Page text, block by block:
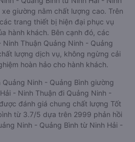
giường nằm chất lượng cao. Trên
trang thiết bị hiện đại phục vụ
hành khách. Bên cạnh đó, các
Thuận Quảng Ninh - Quảng
lượng dịch vụ, không ngừng cải
hoàn hảo cho hành khách.
Quảng Ninh - Quảng Bình giường
- Ninh Thuận đi Quảng Ninh -
đánh giá chung chất lượng Tốt
từ 3.7/5 dựa trên 2999 phản hồi
Ninh - Quảng Bình từ Ninh Hải -